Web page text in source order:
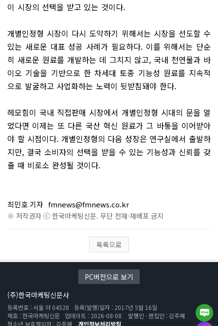
이 시장의 선택을 받고 있는 것이다.
개별인정형 시장이 다시 도약하기 위해서는 시장을 선도할 수
있는 새로운 대표 성공 사례가 필요하다. 이를 위해서는 단순
히 새로운 원료를 개발하는 데 그치지 않고, 국내 천연물과 바
이오 기술을 기반으로 한 차세대 토종 기능성 원료를 지속적
으로 발굴하고 사업화하는 노력이 뒷받침돼야 한다.
헤모힘이 국내 직접판매 시장에서 개별인정형 시대의 문을 열
었다면 이제는 또 다른 국산 혁신 원료가 그 바통을 이어받아
야 할 시점이다. 개별인정형의 다음 성장은 연구실에서 출발하
지만, 결국 소비자의 선택을 받을 수 있는 기능성과 신뢰를 갖
출 때 비로소 완성될 것이다.
최민호 기자 fmnews@fmnews.co.kr
※ 저작권자 ⓒ 한국마케팅신문. 무단 전재-재배포 금지
목록으로
PC버전으로 보기
(주)한국마케팅신문사
등록번호 : 서울 아 04528
등록(발행)일자 : 2017년 5월 16일
제호 : 한국마케팅신문
업데이트 : 2026-08-08
발행인 · 편집인 : 김주혜
청소년 보호책임자 : 김주혜
개인정보처리방침